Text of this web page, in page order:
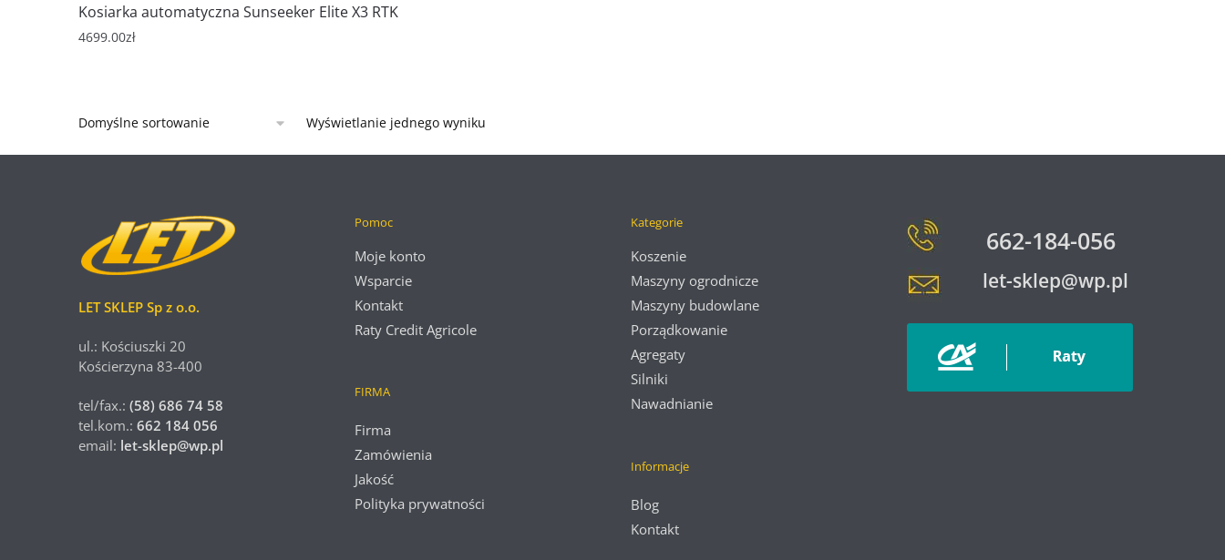
Kosiarka automatyczna Sunseeker Elite X3 RTK
4699.00zł
Wyświetlanie jednego wyniku
LET SKLEP Sp z o.o.
ul.: Kościuszki 20
Kościerzyna 83-400
tel/fax.: (58) 686 74 58
tel.kom.: 662 184 056
email: let-sklep@wp.pl
Pomoc
Moje konto
Wsparcie
Kontakt
Raty Credit Agricole
FIRMA
Firma
Zamówienia
Jakość
Polityka prywatności
Kategorie
Koszenie
Maszyny ogrodnicze
Maszyny budowlane
Porządkowanie
Agregaty
Silniki
Nawadnianie
Informacje
Blog
Kontakt
662-184-056
let-sklep@wp.pl